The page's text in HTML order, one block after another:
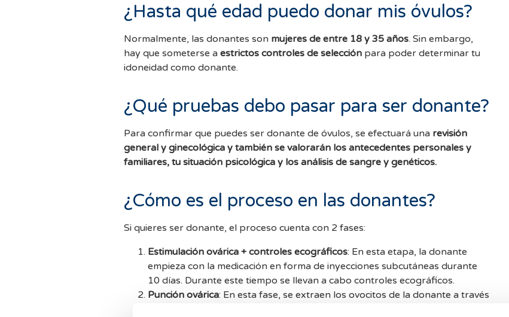
¿Hasta qué edad puedo donar mis óvulos?
Normalmente, las donantes son mujeres de entre 18 y 35 años. Sin embargo,
hay que someterse a estrictos controles de selección para poder determinar tu
idoneidad como donante.
¿Qué pruebas debo pasar para ser donante?
Para confirmar que puedes ser donante de óvulos, se efectuará una revisión
general y ginecológica y también se valorarán los antecedentes personales y
familiares, tu situación psicológica y los análisis de sangre y genéticos.
¿Cómo es el proceso en las donantes?
Si quieres ser donante, el proceso cuenta con 2 fases:
Estimulación ovárica + controles ecográficos: En esta etapa, la donante
empieza con la medicación en forma de inyecciones subcutáneas durante
10 días. Durante este tiempo se llevan a cabo controles ecográficos.
Punción ovárica: En esta fase, se extraen los ovocitos de la donante a través